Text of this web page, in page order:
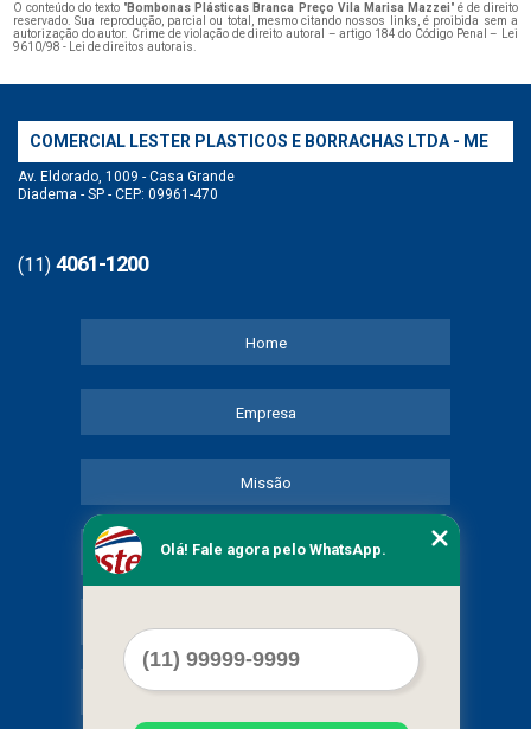
O conteúdo do texto "Bombonas Plásticas Branca Preço Vila Marisa Mazzei" é de direito
reservado. Sua reprodução, parcial ou total, mesmo citando nossos links, é proibida sem a
autorização do autor. Crime de violação de direito autoral – artigo 184 do Código Penal – Lei
9610/98 - Lei de direitos autorais.
COMERCIAL LESTER PLASTICOS E BORRACHAS LTDA - ME
Av. Eldorado, 1009 - Casa Grande
Diadema - SP - CEP: 09961-470
(11) 4061-1200
Home
Empresa
Missão
Serviços
Mapa do site
Olá! Fale agora pelo WhatsApp.